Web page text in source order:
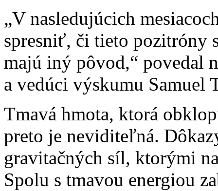
„V nasledujúcich
spresniť, či tieto pozitróny
majú iný pôvod,“ povedal
a vedúci výskumu Samuel
Tmavá hmota, ktorá
preto je neviditeľná.
gravitačných síl, ktorými
Spolu s tmavou energiou